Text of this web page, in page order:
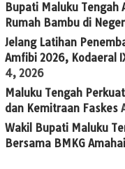
Bupati Maluku Tengah
Rumah Bambu di
Jelang Latihan
Amfibi 2026, Kodaeral
4, 2026
Maluku Tengah
dan Kemitraan Faskes
Wakil Bupati Maluku
Bersama BMKG Amahai